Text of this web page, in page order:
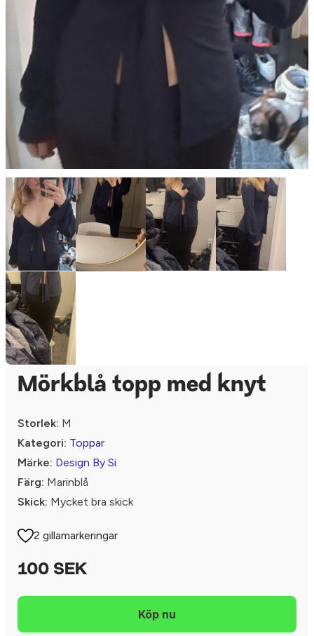
Mörkblå topp med knyt
Storlek: M
Kategori: Toppar
Märke: Design By Si
Färg: Marinblå
Skick: Mycket bra skick
2 gillamarkeringar
100 SEK